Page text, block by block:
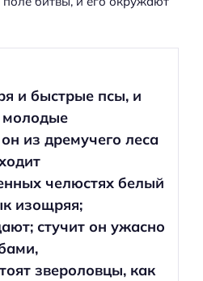
и быстрые псы, и
из дремучего леса
челюстях белый
изощряя;
стучит он ужасно
звероловцы, как